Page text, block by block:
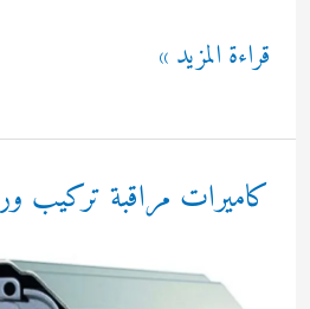
مكيف
0567035634
قراءة المزيد »
كاميرات مراقبة تركيب